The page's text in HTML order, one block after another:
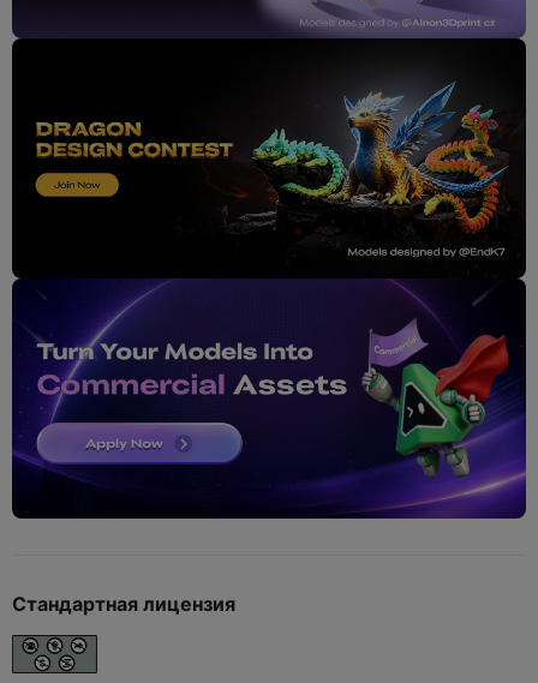
Стандартная лицензия